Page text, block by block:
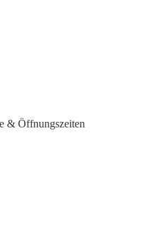
& Öffnungszeiten